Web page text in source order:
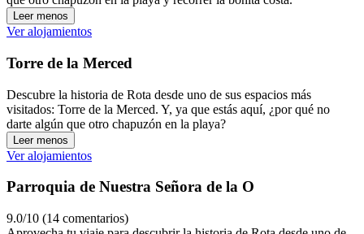
Leer menos
Ver alojamientos
Torre de la Merced
Descubre la historia de Rota desde uno de sus espacios más
visitados: Torre de la Merced. Y, ya que estás aquí, ¿por qué no
darte algún que otro chapuzón en la playa?
Leer menos
Ver alojamientos
Parroquia de Nuestra Señora de la O
9.0/10 (14 comentarios)